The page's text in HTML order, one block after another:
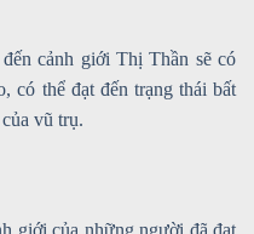
cảnh giới Thị Thần sẽ có
có thể đạt đến trạng thái bất
vũ trụ.